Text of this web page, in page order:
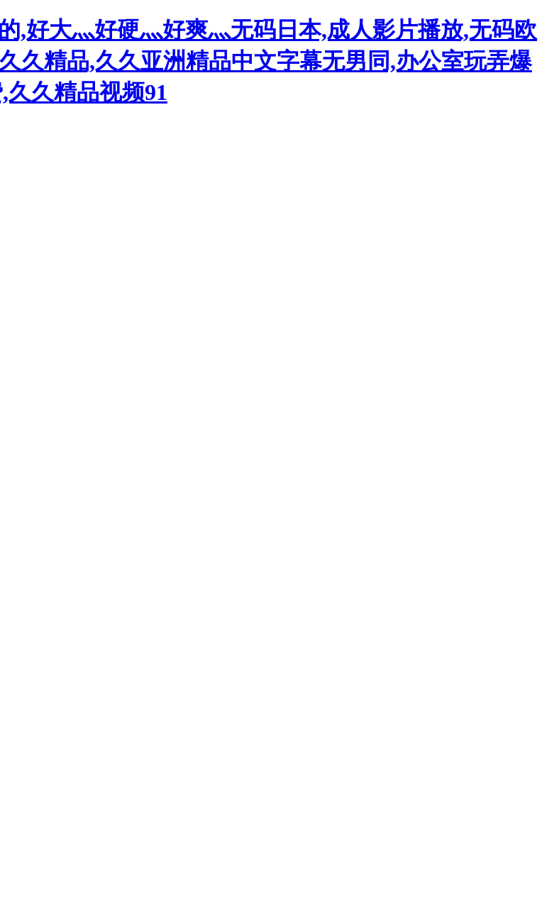
,好大灬好硬灬好爽灬无码日本,成人影片播放,无码欧
久精品,久久亚洲精品中文字幕无男同,办公室玩弄爆
久精品视频91